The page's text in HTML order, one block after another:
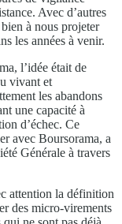
Avec d’autres
à nous projeter
les années à venir.
l’idée était de
vivant et
les abandons
une capacité à
d’échec. Ce
avec Boursorama, a
Générale à travers
attention la définition
des micro-virements